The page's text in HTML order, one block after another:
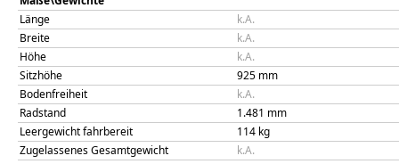
Länge
k.A.
Breite
k.A.
Höhe
k.A.
Sitzhöhe
925 mm
Bodenfreiheit
k.A.
Radstand
1.481 mm
Leergewicht fahrbereit
114 kg
Zugelassenes Gesamtgewicht
k.A.